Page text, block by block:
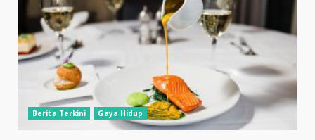
Berita Terkini Gaya Hidup